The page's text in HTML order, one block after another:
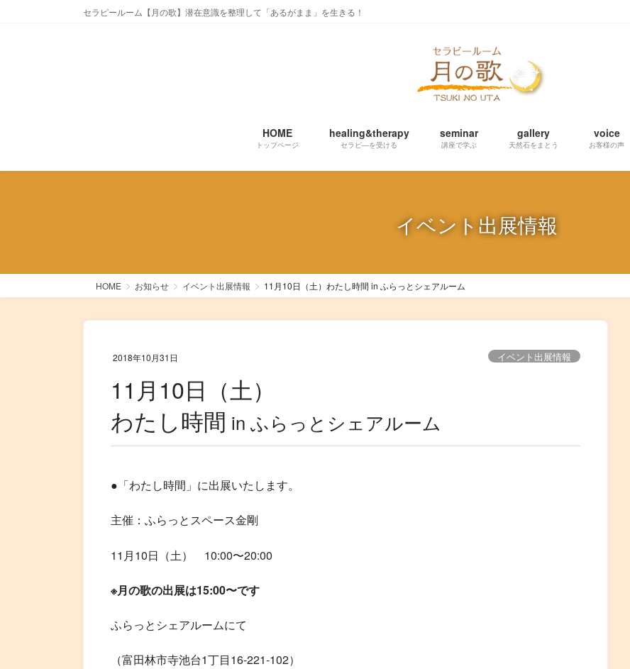
セラピールーム【月の歌】潜在意識を整理して「あるがまま」を生きる！
HOME
トップページ
healing&therapy
セラピ―を受ける
seminar
講座で学ぶ
gallery
天然石をまとう
voice
お客様の声
イベント出展情報
HOME お知らせ イベント出展情報 11月10日（土）わたし時間 in ふらっとシェアルーム
2018年10月31日 イベント出展情報
11月10日（土）
わたし時間 in ふらっとシェアルーム
●「わたし時間」に出展いたします。
主催：ふらっとスペース金剛
11月10日（土） 10:00〜20:00
※月の歌の出展は15:00〜です
ふらっとシェアルームにて
（富田林市寺池台1丁目16-221-102）